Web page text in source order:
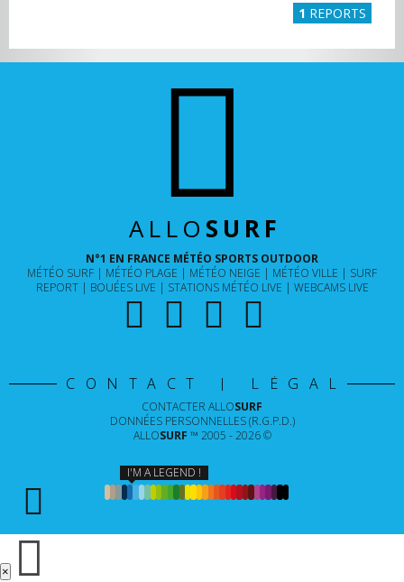
1 REPORTS
ALLO SURF
N°1 EN FRANCE MÉTÉO SPORTS OUTDOOR
MÉTÉO SURF
MÉTÉO PLAGE MÉTÉO NEIGE MÉTÉO VILLE
SURF
REPORT
BOUÉES LIVE STATIONS MÉTÉO LIVE WEBCAMS LIVE
CONTACT | LÉGAL
CONTACTER ALLOSURF
DONNÉES PERSONNELLES (R.G.P.D.)
ALLOSURF ™ 2005 - 2026 ©
I'M A LEGEND !
×